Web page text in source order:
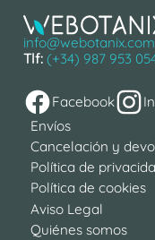
info@webotanix.com
Tlf: (+34) 987 953
Facebook
Envíos
Cancelación y
Política de
Política de cookies
Aviso Legal
Quiénes somos